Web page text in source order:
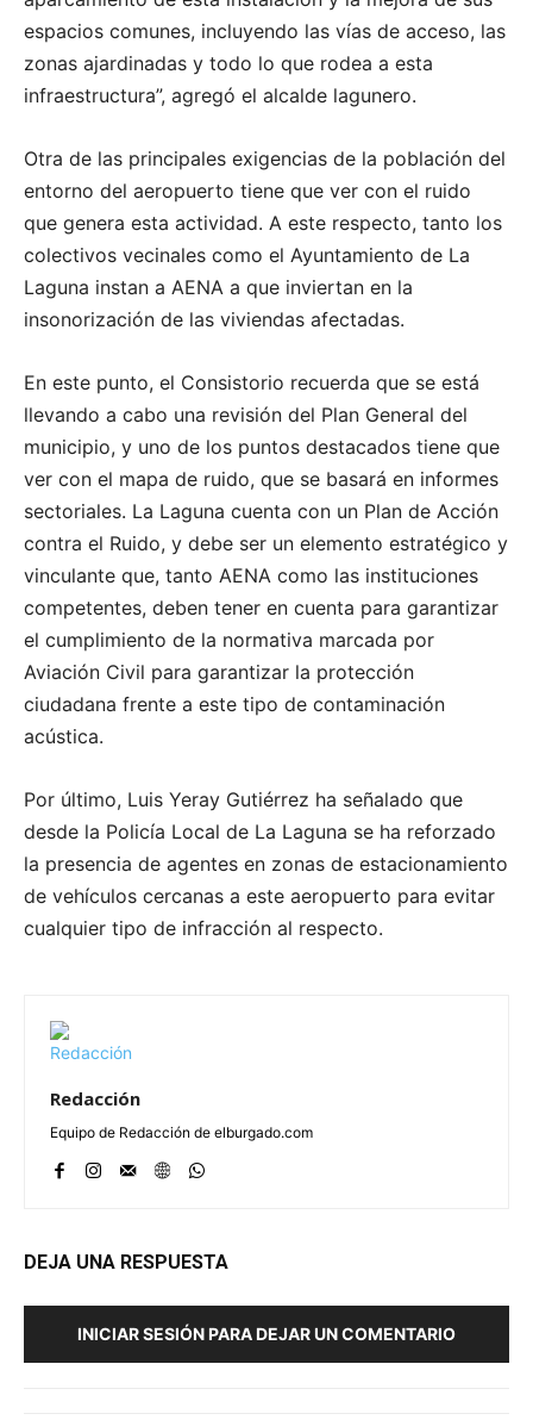
espacios comunes, incluyendo las vías de acceso, las
zonas ajardinadas y todo lo que rodea a esta
infraestructura”, agregó el alcalde lagunero.
Otra de las principales exigencias de la población del
entorno del aeropuerto tiene que ver con el ruido
que genera esta actividad. A este respecto, tanto los
colectivos vecinales como el Ayuntamiento de La
Laguna instan a AENA a que inviertan en la
insonorización de las viviendas afectadas.
En este punto, el Consistorio recuerda que se está
llevando a cabo una revisión del Plan General del
municipio, y uno de los puntos destacados tiene que
ver con el mapa de ruido, que se basará en informes
sectoriales. La Laguna cuenta con un Plan de Acción
contra el Ruido, y debe ser un elemento estratégico y
vinculante que, tanto AENA como las instituciones
competentes, deben tener en cuenta para garantizar
el cumplimiento de la normativa marcada por
Aviación Civil para garantizar la protección
ciudadana frente a este tipo de contaminación
acústica.
Por último, Luis Yeray Gutiérrez ha señalado que
desde la Policía Local de La Laguna se ha reforzado
la presencia de agentes en zonas de estacionamiento
de vehículos cercanas a este aeropuerto para evitar
cualquier tipo de infracción al respecto.
Redacción
Equipo de Redacción de elburgado.com
DEJA UNA RESPUESTA
INICIAR SESIÓN PARA DEJAR UN COMENTARIO